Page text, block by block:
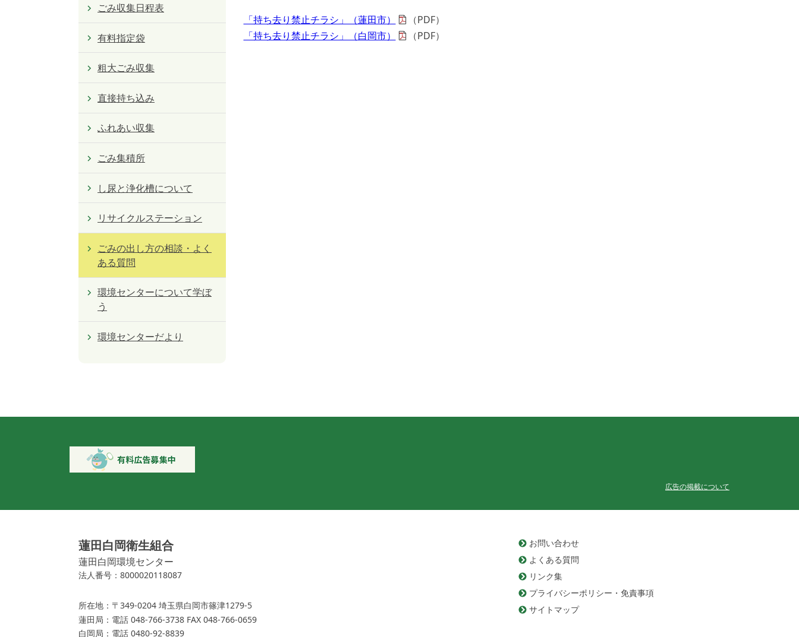
「持ち去り禁止チラシ」（蓮田市）
（PDF）
「持ち去り禁止チラシ」（白岡市）
（PDF）
ごみ収集日程表
有料指定袋
粗大ごみ収集
直接持ち込み
ふれあい収集
ごみ集積所
し尿と浄化槽について
リサイクルステーション
ごみの出し方の相談・よく
ある質問
環境センターについて学ぼ
う
環境センターだより
広告の掲載について
蓮田白岡衛生組合
蓮田白岡環境センター
法人番号：8000020118087
所在地： 〒349-0204 埼玉県白岡市篠津1279-5
蓮田局： 電話 048-766-3738 FAX 048-766-0659
白岡局： 電話 0480-92-8839
お問い合わせ
よくある質問
リンク集
プライバシーポリシー・免責事項
サイトマップ